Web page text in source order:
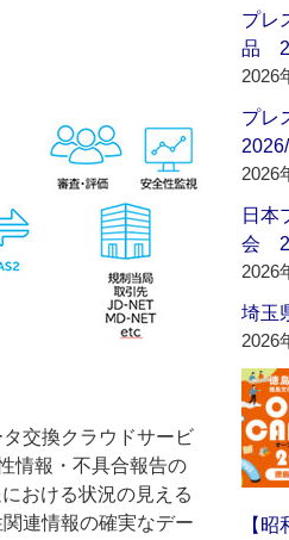
交換クラウドサービ
情報・不具合報告の
おける状況の見える
連情報の確実なデー
プレ
品
2026
プレ
2026
日本
会
2026
埼玉
2026
【